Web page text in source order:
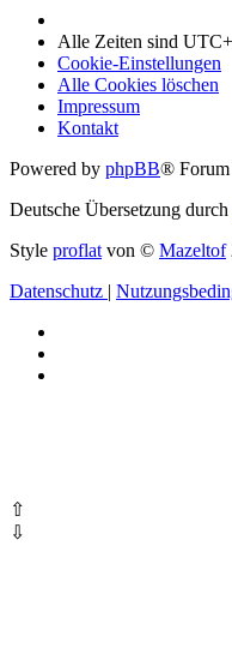
Alle Zeiten sind
Cookie-Einstellungen
Alle Cookies löschen
Impressum
Kontakt
Powered by phpBB®
Deutsche Übersetzung durch
Style proflat von © Mazeltof
Datenschutz |
⇧
⇩